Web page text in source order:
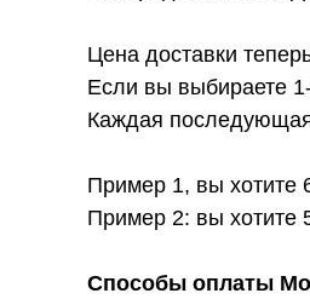
Цена доставки
Если вы выбираете
Каждая последующая
Пример 1, вы хотите
Пример 2: вы хотите
Способы оплаты